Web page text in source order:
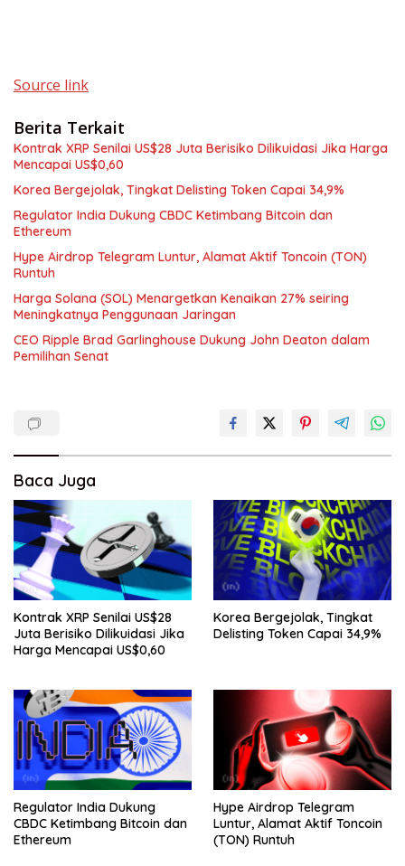
Source link
Berita Terkait
Kontrak XRP Senilai US$28 Juta Berisiko Dilikuidasi Jika Harga
Mencapai US$0,60
Korea Bergejolak, Tingkat Delisting Token Capai 34,9%
Regulator India Dukung CBDC Ketimbang Bitcoin dan
Ethereum
Hype Airdrop Telegram Luntur, Alamat Aktif Toncoin (TON)
Runtuh
Harga Solana (SOL) Menargetkan Kenaikan 27% seiring
Meningkatnya Penggunaan Jaringan
CEO Ripple Brad Garlinghouse Dukung John Deaton dalam
Pemilihan Senat
Baca Juga
Kontrak XRP Senilai US$28
Juta Berisiko Dilikuidasi Jika
Harga Mencapai US$0,60
Korea Bergejolak, Tingkat
Delisting Token Capai 34,9%
Regulator India Dukung
CBDC Ketimbang Bitcoin dan
Ethereum
Hype Airdrop Telegram
Luntur, Alamat Aktif Toncoin
(TON) Runtuh